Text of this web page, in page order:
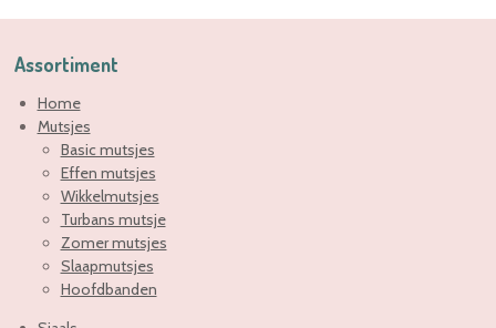
Assortiment
Home
Mutsjes
Basic mutsjes
Effen mutsjes
Wikkelmutsjes
Turbans mutsje
Zomer mutsjes
Slaapmutsjes
Hoofdbanden